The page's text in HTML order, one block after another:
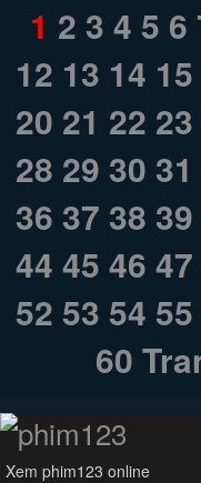
1 2 3 4 5 6
12 13 14 15
20 21 22 23
28 29 30 31
36 37 38 39
44 45 46 47
52 53 54 55
60
Xem phim123 online